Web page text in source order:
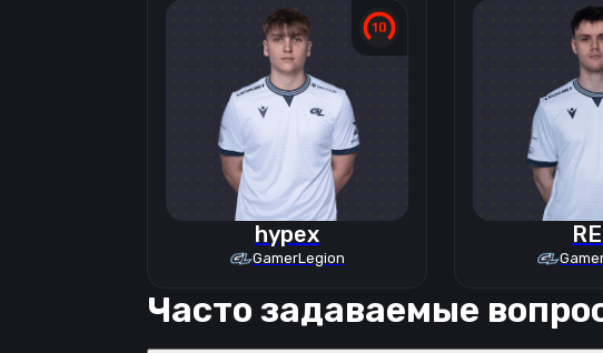
hypex
GamerLegion
Часто задаваемые